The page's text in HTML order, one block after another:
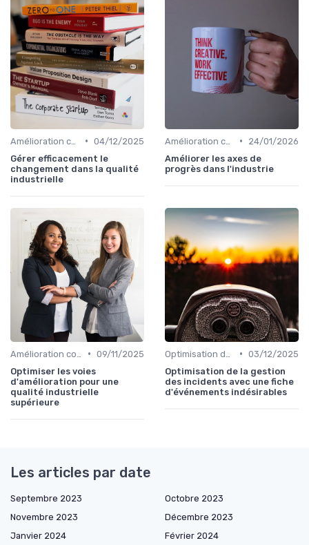
• 04/12/2025
Gérer efficacement le
changement dans la qualité
industrielle
•
24/01/2026
Améliorer les axes de
progrès dans l'industrie
• 09/11/2025
Optimiser les voies
d'amélioration pour une
qualité industrielle
supérieure
• 03/12/2025
Optimisation de la gestion
des incidents avec une fiche
d'événements indésirables
Les articles par date
Septembre 2023
Octobre 2023
Novembre 2023
Décembre 2023
Janvier 2024
Février 2024